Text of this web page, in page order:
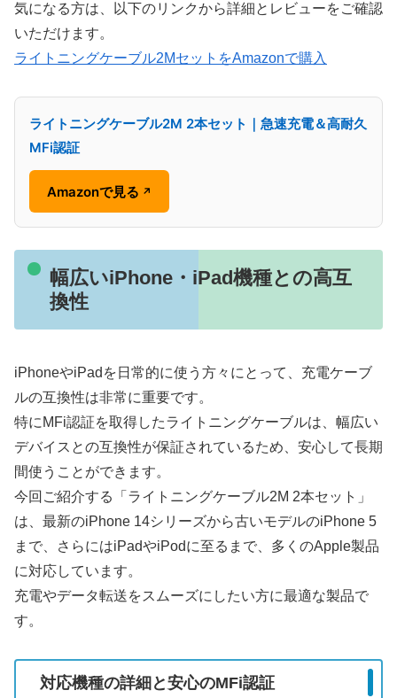
気になる方は、以下のリンクから詳細とレビューをご確認
いただけます。
ライトニングケーブル2MセットをAmazonで購入
ライトニングケーブル2M 2本セット｜急速充電＆高耐久
MFi認証
Amazonで見る ↗
幅広いiPhone・iPad機種との高互
換性
iPhoneやiPadを日常的に使う方々にとって、充電ケーブ
ルの互換性は非常に重要です。
特にMFi認証を取得したライトニングケーブルは、幅広い
デバイスとの互換性が保証されているため、安心して長期
間使うことができます。
今回ご紹介する「ライトニングケーブル2M 2本セット」
は、最新のiPhone 14シリーズから古いモデルのiPhone 5
まで、さらにはiPadやiPodに至るまで、多くのApple製品
に対応しています。
充電やデータ転送をスムーズにしたい方に最適な製品で
す。
対応機種の詳細と安心のMFi認証